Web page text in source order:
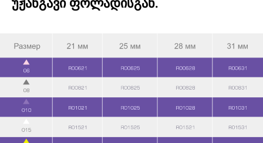
უჟანგავი ფოლადისგან.